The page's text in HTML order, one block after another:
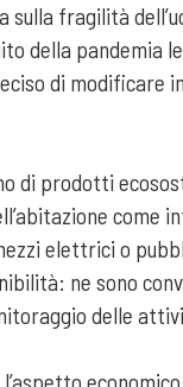
fragilità
della pandemia
di modificare
di prodotti
come
elettrici o
ne sono
delle